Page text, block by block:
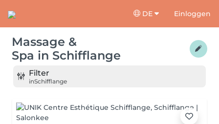
DE Einloggen
Massage &
Spa in Schifflange
Filter
inSchifflange